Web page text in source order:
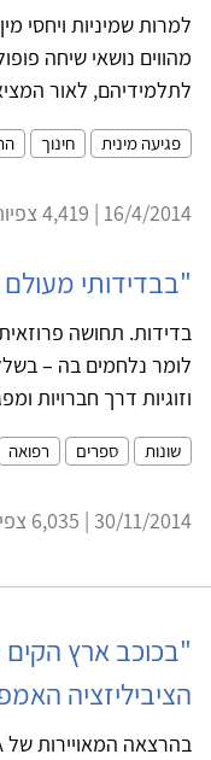
למרות שמיניות ויחסי
מהווים נושאי שיחה
לתלמידיהם, לאור
פגיעה מינית חינוך
16/4/2014 | 4,419 צפיות
"בבדידותי
בדידות. תחושה
לומר נלחמים בה –
וזוגיות דרך חברויות
שונות ספרים רפואה
30/11/2014 | 6,035 צפיות |
"בכוכב ארץ
הציביליזציה